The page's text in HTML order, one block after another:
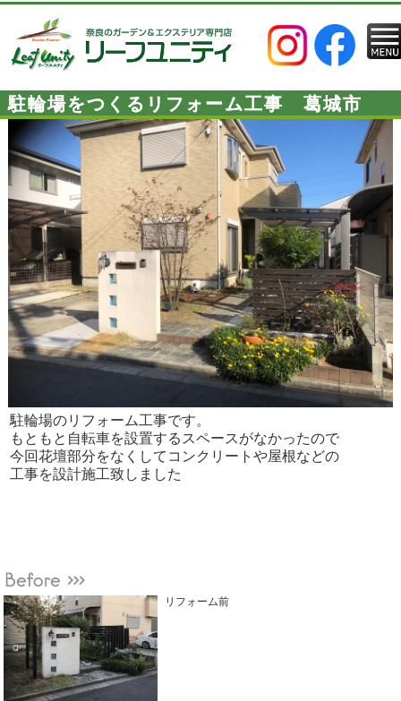
駐輪場をつくるリフォーム工事 葛城市
駐輪場のリフォーム工事です。
もともと自転車を設置するスペースがなかったので
今回花壇部分をなくしてコンクリートや屋根などの
工事を設計施工致しました
リフォーム前